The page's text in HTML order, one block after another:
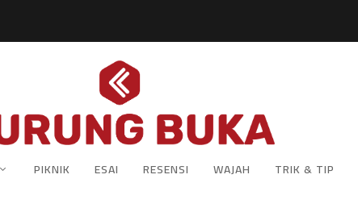
PIKNIK ESAI RESENSI WAJAH TRIK & TIP